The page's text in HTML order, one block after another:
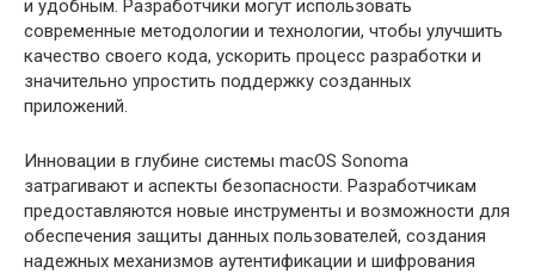
и удобным. Разработчики могут использовать
современные методологии и технологии, чтобы улучшить
качество своего кода, ускорить процесс разработки и
значительно упростить поддержку созданных
приложений.
Инновации в глубине системы macOS Sonoma
затрагивают и аспекты безопасности. Разработчикам
предоставляются новые инструменты и возможности для
обеспечения защиты данных пользователей, создания
надежных механизмов аутентификации и шифрования